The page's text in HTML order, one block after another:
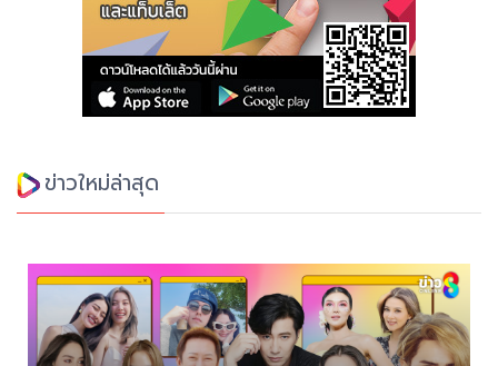
ข่าวใหม่ล่าสุด